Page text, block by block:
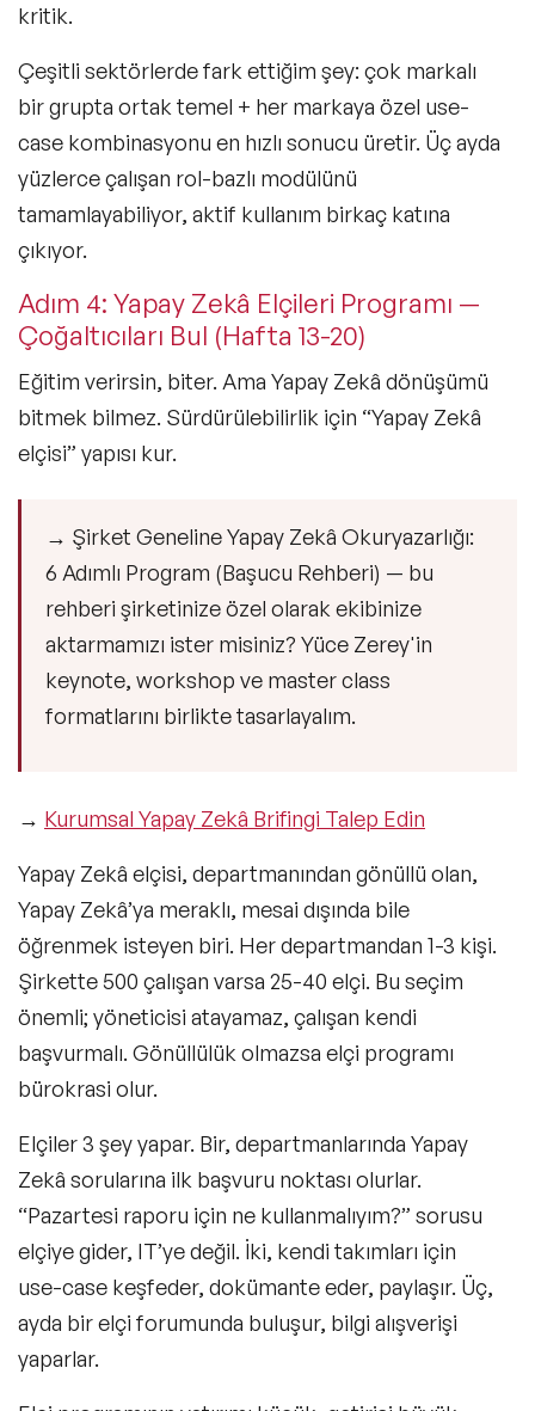
kritik.
Çeşitli sektörlerde fark ettiğim şey: çok markalı
bir grupta ortak temel + her markaya özel use-
case kombinasyonu en hızlı sonucu üretir. Üç ayda
yüzlerce çalışan rol-bazlı modülünü
tamamlayabiliyor, aktif kullanım birkaç katına
çıkıyor.
Adım 4: Yapay Zekâ Elçileri Programı —
Çoğaltıcıları Bul (Hafta 13-20)
Eğitim verirsin, biter. Ama Yapay Zekâ dönüşümü
bitmek bilmez. Sürdürülebilirlik için “Yapay Zekâ
elçisi” yapısı kur.
→ Şirket Geneline Yapay Zekâ Okuryazarlığı:
6 Adımlı Program (Başucu Rehberi) — bu
rehberi şirketinize özel olarak ekibinize
aktarmamızı ister misiniz? Yüce Zerey'in
keynote, workshop ve master class
formatlarını birlikte tasarlayalım.
→ Kurumsal Yapay Zekâ Brifingi Talep Edin
Yapay Zekâ elçisi, departmanından gönüllü olan,
Yapay Zekâ’ya meraklı, mesai dışında bile
öğrenmek isteyen biri. Her departmandan 1-3 kişi.
Şirkette 500 çalışan varsa 25-40 elçi. Bu seçim
önemli; yöneticisi atayamaz, çalışan kendi
başvurmalı. Gönüllülük olmazsa elçi programı
bürokrasi olur.
Elçiler 3 şey yapar. Bir, departmanlarında Yapay
Zekâ sorularına ilk başvuru noktası olurlar.
“Pazartesi raporu için ne kullanmalıyım?” sorusu
elçiye gider, IT’ye değil. İki, kendi takımları için
use-case keşfeder, dokümante eder, paylaşır. Üç,
ayda bir elçi forumunda buluşur, bilgi alışverişi
yaparlar.